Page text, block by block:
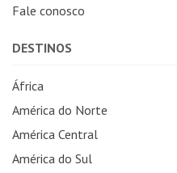
Fale conosco
DESTINOS
África
América do Norte
América Central
América do Sul